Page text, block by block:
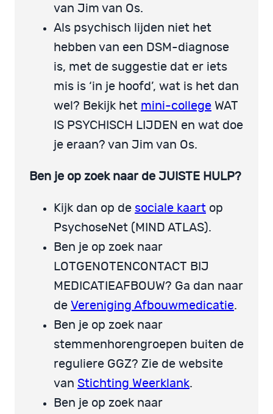
van Jim van Os.
Als psychisch lijden niet het
hebben van een DSM-diagnose
is, met de suggestie dat er iets
mis is ‘in je hoofd’, wat is het dan
wel? Bekijk het mini-college WAT
IS PSYCHISCH LIJDEN en wat doe
je eraan? van Jim van Os.
Ben je op zoek naar de JUISTE HULP?
Kijk dan op de sociale kaart op
PsychoseNet (MIND ATLAS).
Ben je op zoek naar
LOTGENOTENCONTACT BIJ
MEDICATIEAFBOUW? Ga dan naar
de Vereniging Afbouwmedicatie.
Ben je op zoek naar
stemmenhorengroepen buiten de
reguliere GGZ? Zie de website
van Stichting Weerklank.
Ben je op zoek naar